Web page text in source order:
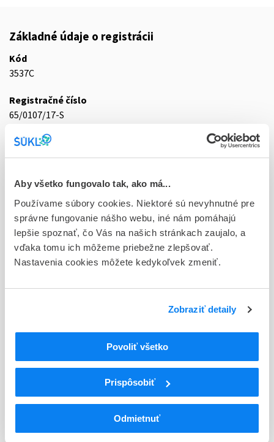
Aby všetko fungovalo tak, ako má...
Používame súbory cookies. Niektoré sú nevyhnutné pre
správne fungovanie nášho webu, iné nám pomáhajú
lepšie spoznať, čo Vás na našich stránkach zaujalo, a
vďaka tomu ich môžeme priebežne zlepšovať.
Nastavenia cookies môžete kedykoľvek zmeniť.
Zobraziť detaily
Povoliť všetko
Prispôsobiť
Odmietnuť
Základné údaje o registrácii
Kód
3537C
Registračné číslo
65/0107/17-S
Doplnok
tbl plg 56x1x20 mg/10 mg (blis.PVC/PVDC/PET/Al-
Stav
D - Registrácia bez obmedzenia platnosti
Typ registračnej procedúry
Decentralizovaná
ATC
Centrálna nervová sústava
N02
N02A
Opioidné analgetiká (anodyná)
Prírodné ópiové alkaloidy
N02AA55
Oxykodón a naloxón